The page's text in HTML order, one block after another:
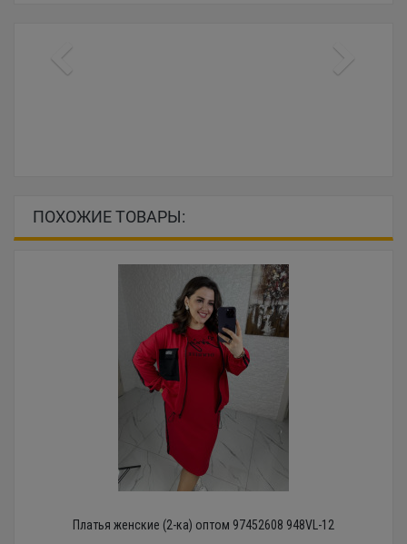
ПОХОЖИЕ ТОВАРЫ:
Платья женские (2-ка) оптом 97452608 948VL-12